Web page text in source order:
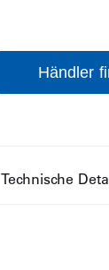
Händler
Technische